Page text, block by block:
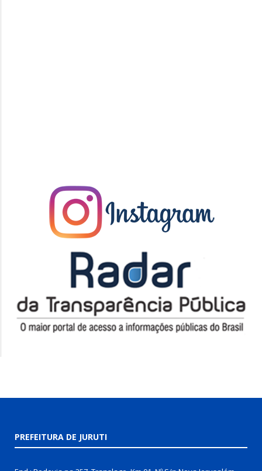
PREFEITURA DE JURUTI